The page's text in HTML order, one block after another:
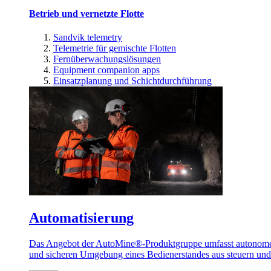
Betrieb und vernetzte Flotte
Sandvik telemetry
Telemetrie für gemischte Flotten
Fernüberwachungslösungen
Equipment companion apps
Einsatzplanung und Schichtdurchführung
Automatisierung
Das Angebot der AutoMine®-Produktgruppe umfasst
und sicheren Umgebung eines Bedienerstandes aus steuern